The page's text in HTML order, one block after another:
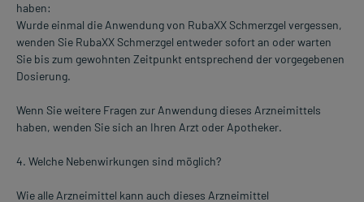
haben:
Wurde einmal die Anwendung von RubaXX Schmerzgel vergessen,
wenden Sie RubaXX Schmerzgel entweder sofort an oder warten
Sie bis zum gewohnten Zeitpunkt entsprechend der vorgegebenen
Dosierung.
Wenn Sie weitere Fragen zur Anwendung dieses Arzneimittels
haben, wenden Sie sich an Ihren Arzt oder Apotheker.
4. Welche Nebenwirkungen sind möglich?
Wie alle Arzneimittel kann auch dieses Arzneimittel